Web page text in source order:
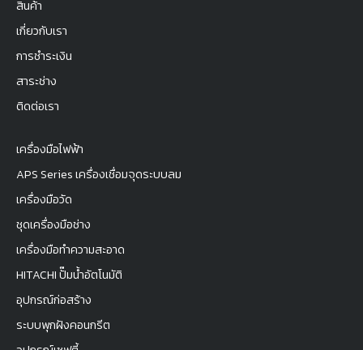
สินค้า
เกี่ยวกับเรา
การชำระเงิน
สาระช่าง
ติดต่อเรา
เครื่องมือไฟฟ้า
APS Series เครื่องเชื่อมจุดระบบลม
เครื่องมือวัด
ชุดเครื่องมือช่าง
เครื่องมือทำความสะอาด
HITACHI ปั๊มน้ำอัตโนมัติ
อุปกรณ์ก่อสร้าง
ระบบพุกฝังคอนกรีต